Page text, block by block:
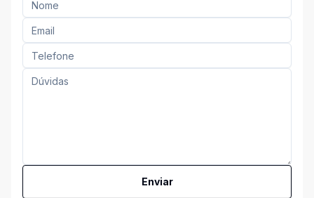
Enviar